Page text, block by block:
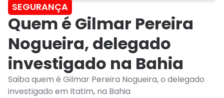
SEGURANÇA
Quem é Gilmar Pereira
Nogueira, delegado
investigado na Bahia
Saiba quem é Gilmar Pereira Nogueira, o delegado
investigado em Itatim, na Bahia